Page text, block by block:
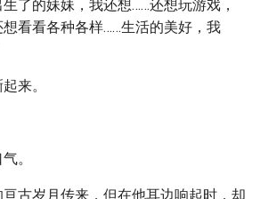
了的妹妹，我还想……还想玩游戏，
看看各种各样……生活的美好，我
来。
。
古岁月传来，但在他耳边响起时，却